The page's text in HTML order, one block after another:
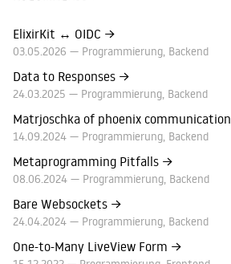
ElixirKit ↔ OIDC →
03.05.2026 — Programmierung Backend
Data to Responses →
24.03.2025 — Programmierung Backend
Matrjoschka of phoenix communication
14.09.2024 — Programmierung Backend
Metaprogramming Pitfalls →
08.06.2024 — Programmierung Backend
Bare Websockets →
24.04.2024 — Programmierung Backend
One-to-Many LiveView Form →